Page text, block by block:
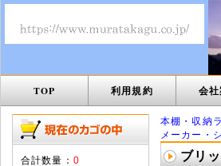
TOP 利用規約 会
合計数量： 0
本棚・収納
メーカー・
ブリ